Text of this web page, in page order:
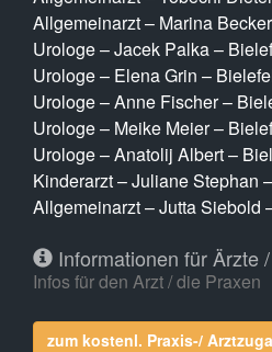
Allgemeinarzt – Marina
Urologe – Jacek Palka –
Urologe – Elena Grin –
Urologe – Anne Fischer –
Urologe – Meike Meier –
Urologe – Anatolij Albert –
Kinderarzt – Juliane Stephan
Allgemeinarzt – Jutta Siebold
Informationen für Ärzte
Infos für den Arzt / die Praxen
zum kostenl. Praxis-/